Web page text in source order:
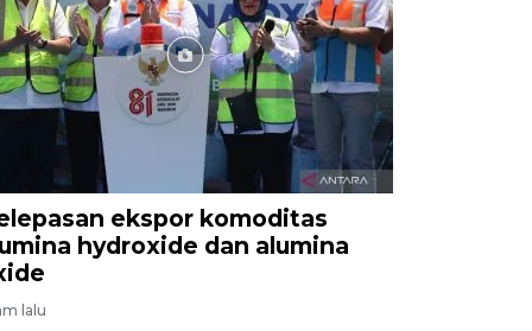
ekspor komoditas
hydroxide dan alumina
lalu